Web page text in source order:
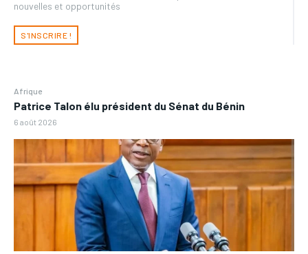
nouvelles et opportunités
S'INSCRIRE !
Afrique
Patrice Talon élu président du Sénat du Bénin
6 août 2026